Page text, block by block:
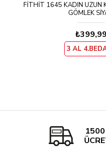
FITHIT 1645 KADIN UZUN
GÖMLEK
₺399,99
3 AL
1500